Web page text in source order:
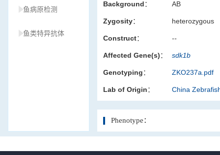
鱼病原检测
鱼类特异抗体
Background： AB
Zygosity： heterozygous
Construct： --
Affected Gene(s)： sdk1b
Genotyping： ZKO237a.pdf
Lab of Origin： China
Phenotype：